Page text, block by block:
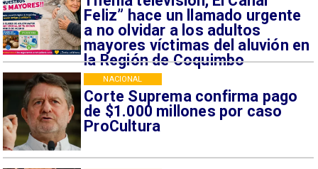
Feliz” hace un llamado urgente
a no olvidar a los adultos
mayores víctimas del aluvión en
la Región de Coquimbo
Corte Suprema confirma pago
de $1.000 millones por caso
ProCultura
NACIONAL